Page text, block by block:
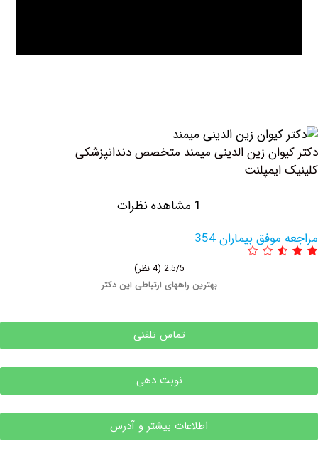
زین الدینی میمند متخصص دندانپزشکی
بیماران 354
بهترین راههای ارتباطی این دکتر
تماس تلفنی
نوبت دهی
اطلاعات بیشتر و آدرس